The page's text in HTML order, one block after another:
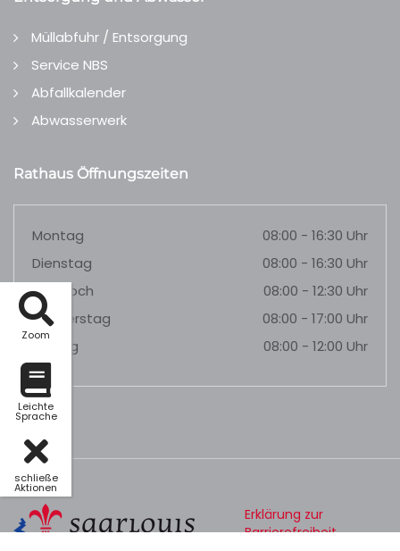
Zoom
Leichte
Sprache
schließe
Aktionen
Müllabfuhr / Entsorgung
Service NBS
Abfallkalender
Abwasserwerk
Rathaus Öffnungszeiten
Montag
08:00 - 16:30 Uhr
Dienstag
08:00 - 16:30 Uhr
Mittwoch
08:00 - 12:30 Uhr
Donnerstag
08:00 - 17:00 Uhr
Freitag
08:00 - 12:00 Uhr
Erklärung zur
Barrierefreiheit